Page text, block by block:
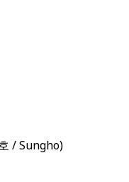
/ Sungho)